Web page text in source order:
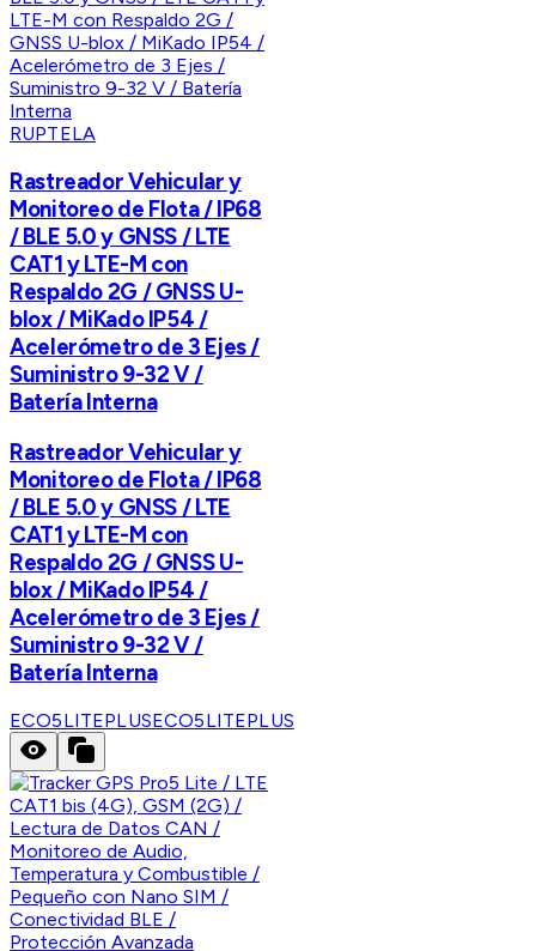
RUPTELA
Rastreador Vehicular y
Monitoreo de Flota / IP68
/ BLE 5.0 y GNSS / LTE
CAT1 y LTE-M con
Respaldo 2G / GNSS U-
blox / MiKado IP54 /
Acelerómetro de 3 Ejes /
Suministro 9-32 V /
Batería Interna
Rastreador Vehicular y
Monitoreo de Flota / IP68
/ BLE 5.0 y GNSS / LTE
CAT1 y LTE-M con
Respaldo 2G / GNSS U-
blox / MiKado IP54 /
Acelerómetro de 3 Ejes /
Suministro 9-32 V /
Batería Interna
ECO5LITEPLUSECO5LITEPLUS